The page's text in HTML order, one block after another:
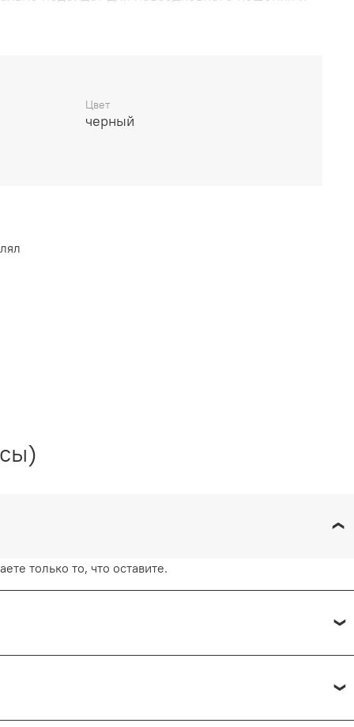
и комфорт на протяжении всего дня.
3 позиции
несъемные
Цвет
черный
только то, что оставите.